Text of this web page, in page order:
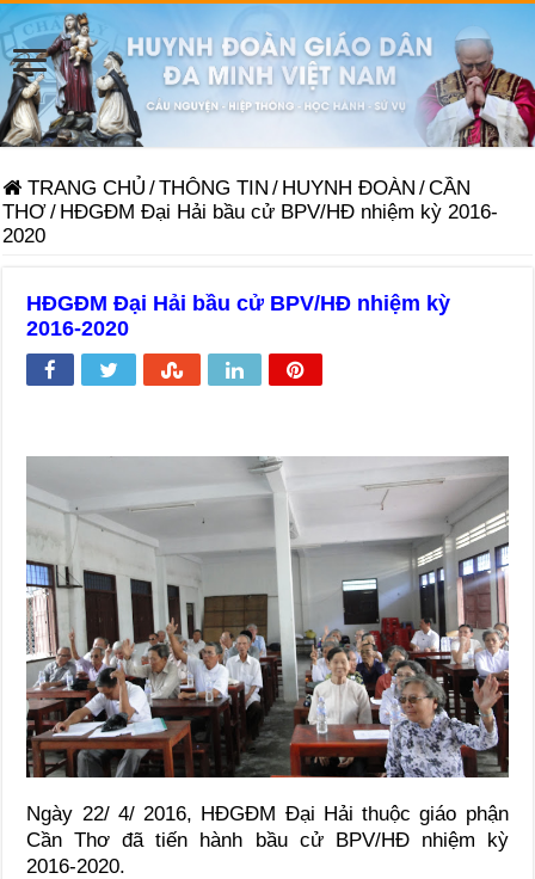
TRANG CHỦ /THÔNG TIN / HUYNH ĐOÀN /CẦN
THƠ/ HĐGĐM Đại Hải bầu cử BPV/HĐ nhiệm kỳ 2016-
2020
HĐGĐM Đại Hải bầu cử BPV/HĐ nhiệm kỳ
2016-2020
Ngày 22/ 4/ 2016, HĐGĐM Đại Hải thuộc giáo phận
Cần Thơ đã tiến hành bầu cử BPV/HĐ nhiệm kỳ
2016-2020.